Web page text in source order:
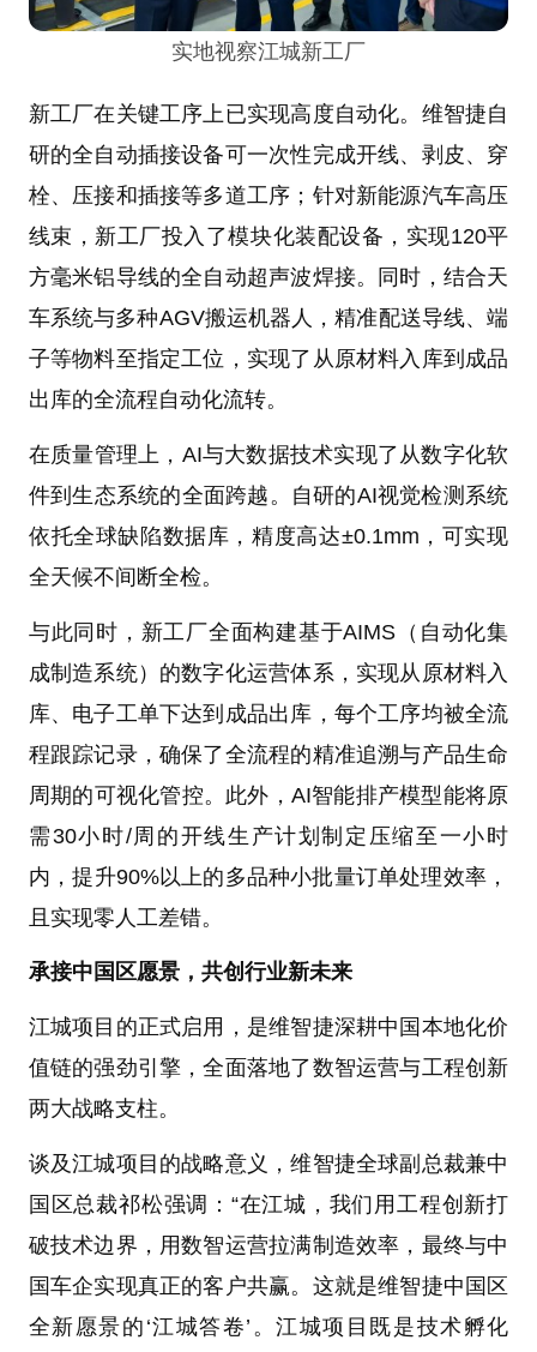
实地视察江城新工厂
新工厂在关键工序上已实现高度自动化。维智捷自
研的全自动插接设备可一次性完成开线、剥皮、穿
栓、压接和插接等多道工序；针对新能源汽车高压
线束，新工厂投入了模块化装配设备，实现120平
方毫米铝导线的全自动超声波焊接。同时，结合天
车系统与多种AGV搬运机器人，精准配送导线、端
子等物料至指定工位，实现了从原材料入库到成品
出库的全流程自动化流转。
在质量管理上，AI与大数据技术实现了从数字化软
件到生态系统的全面跨越。自研的AI视觉检测系统
依托全球缺陷数据库，精度高达±0.1mm，可实现
全天候不间断全检。
与此同时，新工厂全面构建基于AIMS（自动化集
成制造系统）的数字化运营体系，实现从原材料入
库、电子工单下达到成品出库，每个工序均被全流
程跟踪记录，确保了全流程的精准追溯与产品生命
周期的可视化管控。此外，AI智能排产模型能将原
需30小时/周的开线生产计划制定压缩至一小时
内，提升90%以上的多品种小批量订单处理效率，
且实现零人工差错。
承接中国区愿景，共创行业新未来
江城项目的正式启用，是维智捷深耕中国本地化价
值链的强劲引擎，全面落地了数智运营与工程创新
两大战略支柱。
谈及江城项目的战略意义，维智捷全球副总裁兼中
国区总裁祁松强调：“在江城，我们用工程创新打
破技术边界，用数智运营拉满制造效率，最终与中
国车企实现真正的客户共赢。这就是维智捷中国区
全新愿景的‘江城答卷’。江城项目既是技术孵化